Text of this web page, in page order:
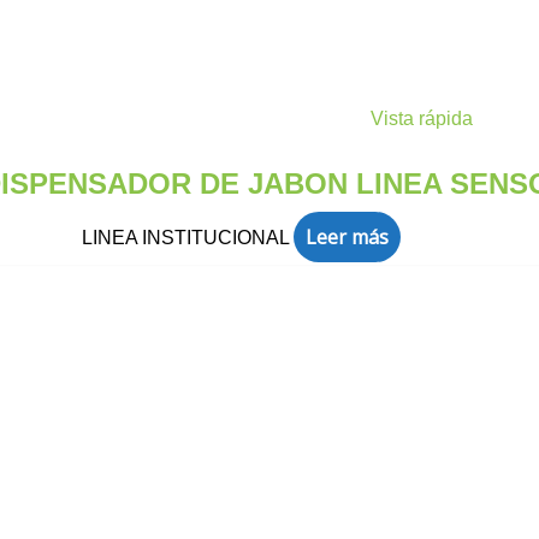
Vista rápida
DE JABON LINEA
LINEA INSTITUCIONAL Leer más